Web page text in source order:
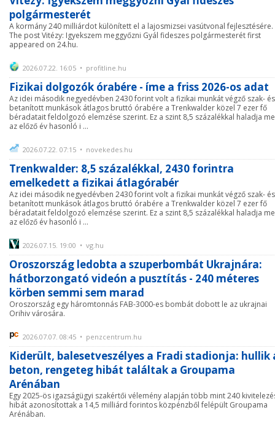
polgármesterét
A kormány 240 milliárdot különített el a lajosmizsei vasútvonal fejlesztésére.
The post Vitézy: Igyekszem meggyőzni Gyál fideszes polgármesterét first
appeared on 24.hu.
2026.07.22. 16:05 • profitline.hu
Fizikai dolgozók órabére - íme a friss 2026-os adat
Az idei második negyedévben 2430 forint volt a fizikai munkát végző szak- és
betanított munkások átlagos bruttó órabére a Trenkwalder közel 7 ezer fő
béradatait feldolgozó elemzése szerint. Ez a szint 8,5 százalékkal haladja
az előző év hasonló i ...
2026.07.22. 07:15 • novekedes.hu
Trenkwalder: 8,5 százalékkal, 2430 forintra
emelkedett a fizikai átlagórabér
Az idei második negyedévben 2430 forint volt a fizikai munkát végző szak- és
betanított munkások átlagos bruttó órabére a Trenkwalder közel 7 ezer fő
béradatait feldolgozó elemzése szerint. Ez a szint 8,5 százalékkal haladja
az előző év hasonló i ...
2026.07.15. 19:00 • vg.hu
Oroszország ledobta a szuperbombát Ukrajnára:
hátborzongató videón a pusztítás - 240 méteres
körben semmi sem marad
Oroszország egy háromtonnás FAB-3000-es bombát dobott le az ukrajnai
Orihiv városára.
2026.07.07. 08:45 • penzcentrum.hu
Kiderült, balesetveszélyes a Fradi stadionja: hullik
beton, rengeteg hibát találtak a Groupama
Arénában
Egy 2025-ös igazságügyi szakértői vélemény alapján több mint 240
hibát azonosítottak a 14,5 milliárd forintos közpénzből felépült Groupama
Arénában.